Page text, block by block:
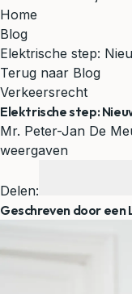
Home
Blog
Elektrische step:
Terug naar Blog
Verkeersrecht
Elektrische step:
Mr. Peter-Jan De
weergaven
Delen:
Geschreven door een